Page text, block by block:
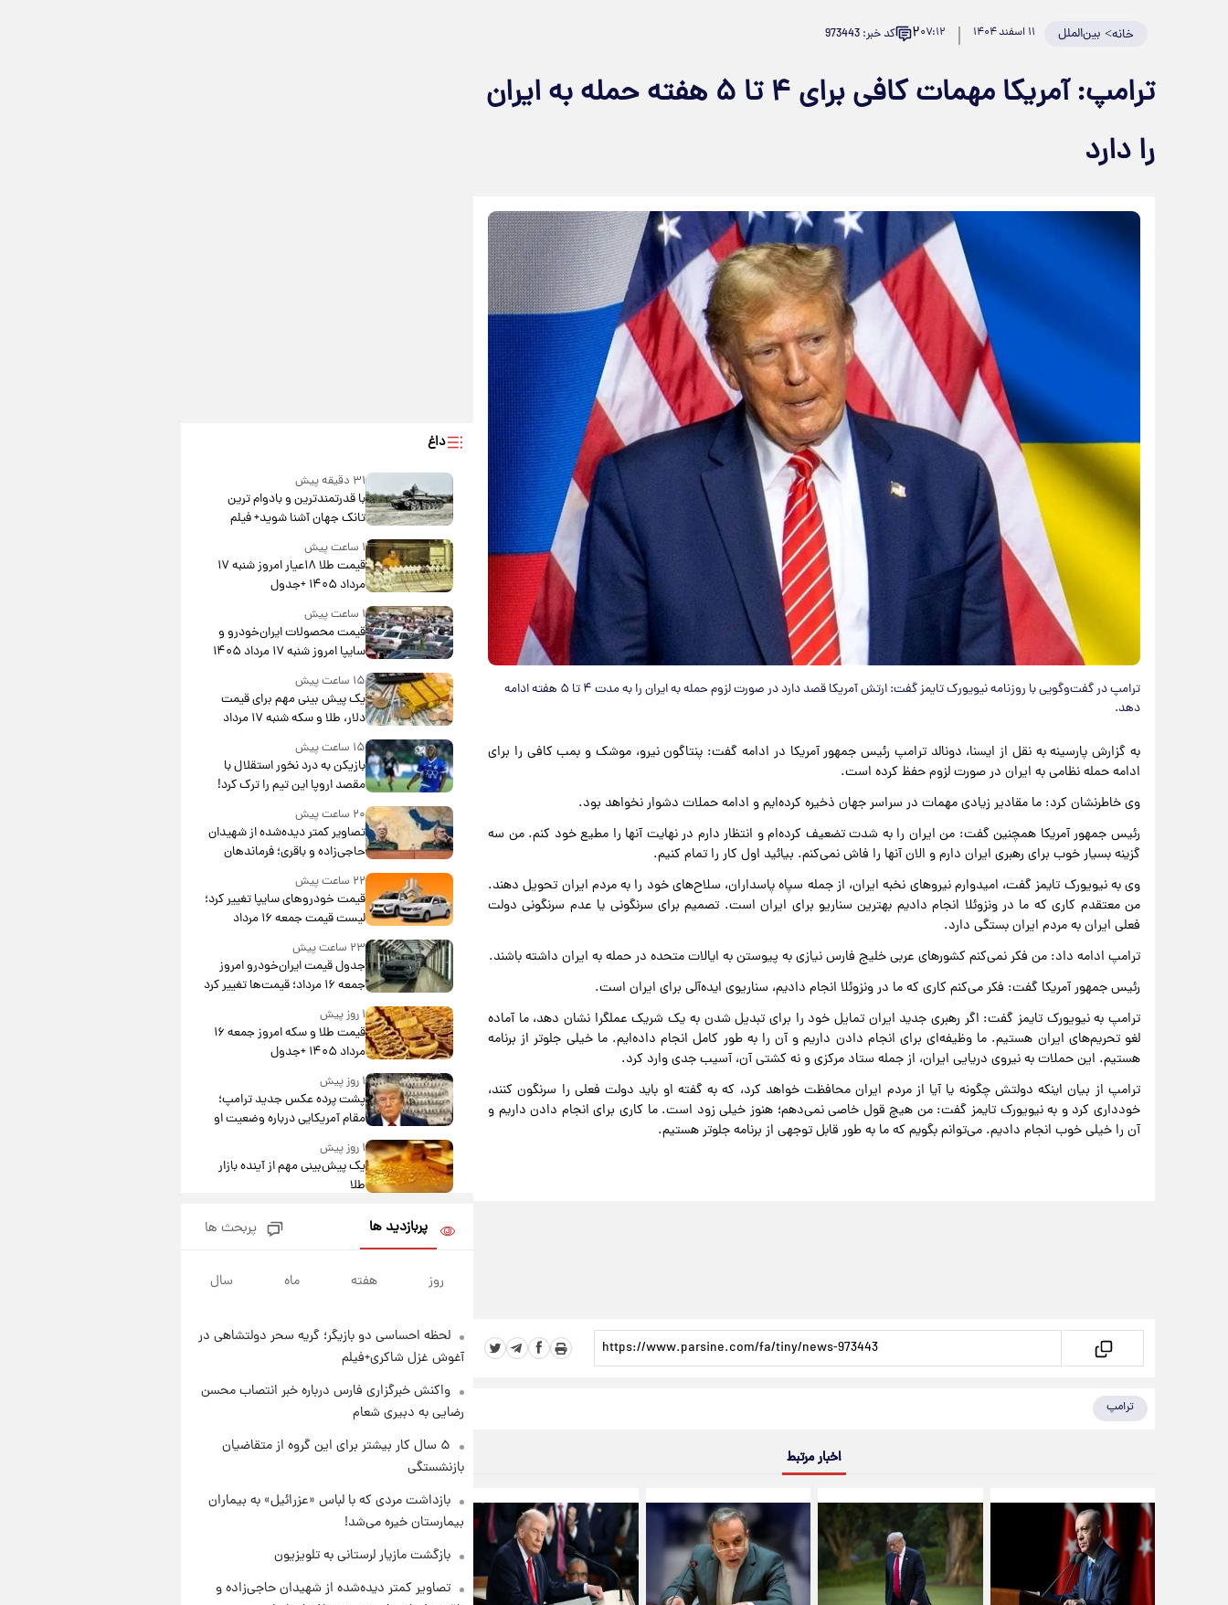
خانه> بین‌الملل ۱۱ اسفند ۱۴۰۴ ۰۷:۱۲۲ کد خبر: 973443
ترامپ: آمریکا مهمات کافی برای ۴ تا ۵ هفته حمله به ایران
را دارد
ترامپ در گفت‌وگویی با روزنامه نیویورک تایمز گفت: ارتش آمریکا قصد دارد در صورت لزوم حمله به ایران را به مدت ۴ تا ۵ هفته ادامه
دهد.
به گزارش پارسینه به نقل از ایسنا، دونالد ترامپ رئیس جمهور آمریکا در ادامه گفت: پنتاگون نیرو، موشک و بمب کافی را برای
ادامه حمله نظامی به ایران در صورت لزوم حفظ کرده است.
وی خاطرنشان کرد: ما مقادیر زیادی مهمات در سراسر جهان ذخیره کرده‌ایم و ادامه حملات دشوار نخواهد بود.
رئیس جمهور آمریکا همچنین گفت: من ایران را به شدت تضعیف کرده‌ام و انتظار دارم در نهایت آنها را مطیع خود کنم. من سه
گزینه بسیار خوب برای رهبری ایران دارم و الان آنها را فاش نمی‌کنم. بیائید اول کار را تمام کنیم.
وی به نیویورک تایمز گفت، امیدوارم نیروهای نخبه ایران، از جمله سپاه پاسداران، سلاح‌های خود را به مردم ایران تحویل دهند.
من معتقدم کاری که ما در ونزوئلا انجام دادیم بهترین سناریو برای ایران است. تصمیم برای سرنگونی یا عدم سرنگونی دولت
فعلی ایران به مردم ایران بستگی دارد.
ترامپ ادامه داد: من فکر نمی‌کنم کشورهای عربی خلیج فارس نیازی به پیوستن به ایالات متحده در حمله به ایران داشته باشند.
رئیس جمهور آمریکا گفت: فکر می‌کنم کاری که ما در ونزوئلا انجام دادیم، سناریوی ایده‌آلی برای ایران است.
ترامپ به نیویورک تایمز گفت: اگر رهبری جدید ایران تمایل خود را برای تبدیل شدن به یک شریک عملگرا نشان دهد، ما آماده
لغو تحریم‌های ایران هستیم. ما وظیفه‌ای برای انجام دادن داریم و آن را به طور کامل انجام داده‌ایم. ما خیلی جلوتر از برنامه
هستیم. این حملات به نیروی دریایی ایران، از جمله ستاد مرکزی و نه کشتی آن، آسیب جدی وارد کرد.
ترامپ از بیان اینکه دولتش چگونه یا آیا از مردم ایران محافظت خواهد کرد، که به گفته او باید دولت فعلی را سرنگون کنند،
خودداری کرد و به نیویورک تایمز گفت: من هیچ قول خاصی نمی‌دهم؛ هنوز خیلی زود است. ما کاری برای انجام دادن داریم و
آن را خیلی خوب انجام دادیم. می‌توانم بگویم که ما به طور قابل توجهی از برنامه جلوتر هستیم.
ترامپ
اخبار مرتبط
داغ
۳۱ دقیقه پیش
با قدرتمندترین و بادوام ترین
تانک جهان آشنا شوید+ فیلم
۱ ساعت پیش
قیمت طلا ۱۸عیار امروز شنبه ۱۷
مرداد ۱۴۰۵ +جدول
۱ ساعت پیش
قیمت محصولات ایران‌خودرو و
سایپا امروز شنبه ۱۷ مرداد ۱۴۰۵
۱۵ ساعت پیش
یک پیش ‌بینی مهم برای قیمت
دلار، طلا و سکه شنبه ۱۷ مرداد
۱۴۰۵
۱۵ ساعت پیش
بازیکن به درد نخور استقلال با
مقصد اروپا این تیم را ترک کرد!
۲۰ ساعت پیش
تصاویر کمتر دیده‌شده از شهیدان
حاجی‌زاده و باقری؛ فرماندهان
۲۲ ساعت پیش
قیمت خودروهای سایپا تغییر کرد؛
لیست قیمت جمعه ۱۶ مرداد
۲۳ ساعت پیش
جدول قیمت ایران‌خودرو امروز
جمعه ۱۶ مرداد؛ قیمت‌ها تغییر کرد
۱ روز پیش
قیمت طلا و سکه امروز جمعه ۱۶
مرداد ۱۴۰۵ +جدول
۱ روز پیش
پشت پرده عکس جدید ترامپ؛
مقام آمریکایی درباره وضعیت او
چه گفت؟
۱ روز پیش
یک پیش‌بینی مهم از آینده بازار
طلا
گران‌ترین خرید تاریخ رئال مادرید
رونمایی شد
۱ روز پیش
خواهند بود؟
۱ روز پیش
شماره پیراهن خریدهای جدید
پرسپولیس اعلام شد؛ تیکدری،
محبی و سرگیف با اعداد ویژه
۱ روز پیش
جزئیات فعال‌سازی «کیف پول
ایران» اعلام شد+فیلم
پربازدید ها پربحث ها
روز هفته ماه سال
لحظه احساسی دو بازیگر؛ گریه سحر دولتشاهی در
آغوش غزل شاکری+فیلم
واکنش خبرگزاری فارس درباره خبر انتصاب محسن
رضایی به دبیری شعام
۵ سال کار بیشتر برای این گروه از متقاضیان
بازنشستگی
بازداشت مردی که با لباس «عزرائیل» به بیماران
بیمارستان خیره می‌شد!
بازگشت مازیار لرستانی به تلویزیون
تصاویر کمتر دیده‌شده از شهیدان حاجی‌زاده و